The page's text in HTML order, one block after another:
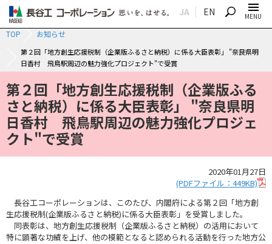
JA EN
SEARCH MENU
TOP お知らせ
第２回「地方創生応援税制（企業版ふるさと納税）に係る大臣表彰」 "奈良県明
日香村 飛鳥駅周辺の魅力強化プロジェクト"で受賞
第２回「地方創生応援税制（企業版ふる
さと納税）に係る大臣表彰」 "奈良県明
日香村 飛鳥駅周辺の魅力強化プロジェ
クト"で受賞
2020年01月27日
(PDFファイル：449KB)
長谷工コーポレーションは、このたび、内閣府による第２回「地方創
生応援税制(企業版ふるさと納税)に係る大臣表彰」を受賞しました。
同表彰は、地方創生応援税制（企業版ふるさと納税）の活用において
特に顕著な功績を上げ、他の模範となると認められる活動を行った地方公